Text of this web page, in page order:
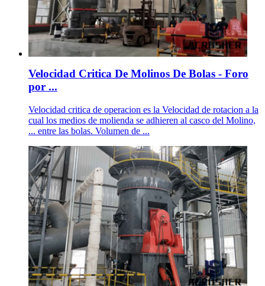
Velocidad Critica De Molinos De Bolas - Foro
por ...
Velocidad critica de operacion es la Velocidad de rotacion a la
cual los medios de molienda se adhieren al casco del Molino,
... entre las bolas. Volumen de ...